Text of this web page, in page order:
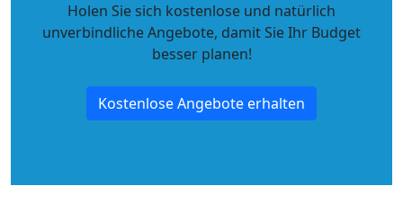
Holen Sie sich kostenlose und natürlich
unverbindliche Angebote, damit Sie Ihr Budget
besser planen!
Kostenlose Angebote erhalten